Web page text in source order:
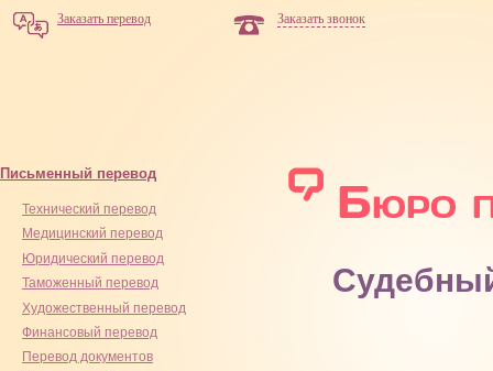
Заказать перевод Заказать звонок
Письменный перевод
Технический перевод
Медицинский перевод
Юридический перевод
Таможенный перевод
Художественный перевод
Финансовый перевод
Перевод документов